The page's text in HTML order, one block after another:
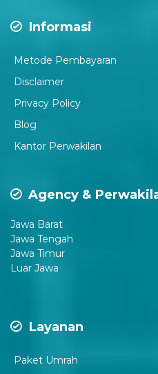
Informasi
Metode Pembayaran
Disclaimer
Privacy Policy
Blog
Kantor Perwakilan
Agency &
Jawa Barat
Jawa Tengah
Jawa Timur
Luar Jawa
Layanan
Paket Umrah